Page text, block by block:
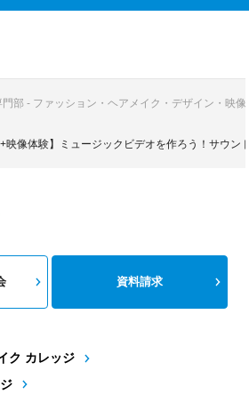
部 - ファッション・ヘアメイク・デザイン・映
映像体験】ミュージックビデオを作ろう！サウン
ク カレッジ
資料請求